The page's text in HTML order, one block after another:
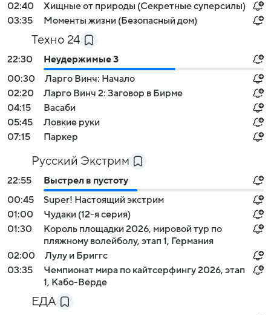
02:40
Хищные от природы (Секретные суперсилы)
03:35
Моменты жизни (Безопасный дом)
Техно 24
22:30
Неудержимые 3
00:30
Ларго Винч: Начало
02:20
Ларго Винч 2: Заговор в Бирме
04:15
Васаби
05:45
Ловкие руки
07:15
Паркер
Русский Экстрим
22:55
Выстрел в пустоту
00:45
Super! Настоящий экстрим
01:00
Чудаки (12-я серия)
01:30
Король площадки 2026, мировой тур по
пляжному волейболу, этап 1, Германия
02:00
Лулу и Бриггс
03:35
Чемпионат мира по кайтсерфингу 2026, этап
1, Кабо-Верде
ЕДА